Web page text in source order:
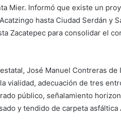
Mier. Informó que existe un
hasta Ciudad Serdán y
Zacatepec para consolidar el
José Manuel Contreras de
vialidad, adecuación de tres
público, señalamiento
y tendido de carpeta asfáltica